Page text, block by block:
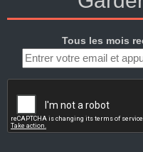
Tous les mois